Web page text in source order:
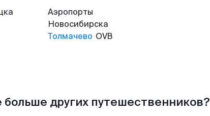
Аэропорты
Новосибирска
Толмачево OVB
больше других путешественников?